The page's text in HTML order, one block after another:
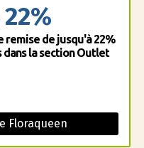
remise de jusqu'à 22%
la section Outlet
Floraqueen